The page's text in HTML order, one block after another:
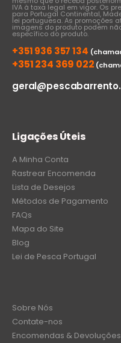
IVA à taxa legal em vigor. Os
para Portugal Continental,
lei portuguesa. As promoções
imagens do produto podem
específico do produto.
+351 936 357 134
+351 234 369 022
Ligações Úteis
A Minha Conta
Rastrear Encomenda
Lista de Desejos
Métodos de Pagamento
FAQs
Mapa do Site
Blog
Lei de Pesca Portugal
Sobre Nós
Contate-nos
Encomendas & Devoluções